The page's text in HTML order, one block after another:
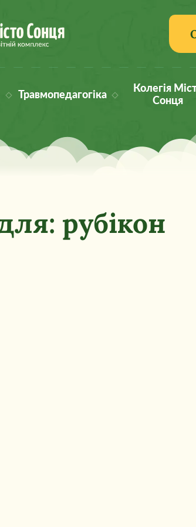
Травмопедагогіка
Колегія
Сонця
рубікон